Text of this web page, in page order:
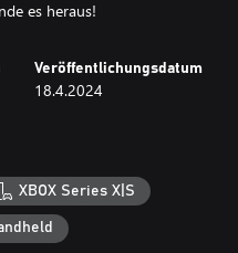
es heraus!
Veröffentlichungsdatum
18.4.2024
XBOX Series X|S